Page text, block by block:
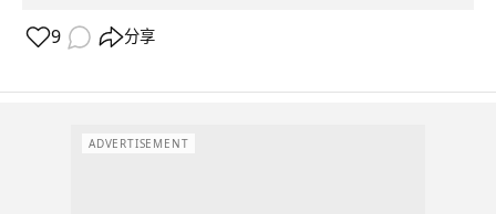
9 分享
ADVERTISEMENT